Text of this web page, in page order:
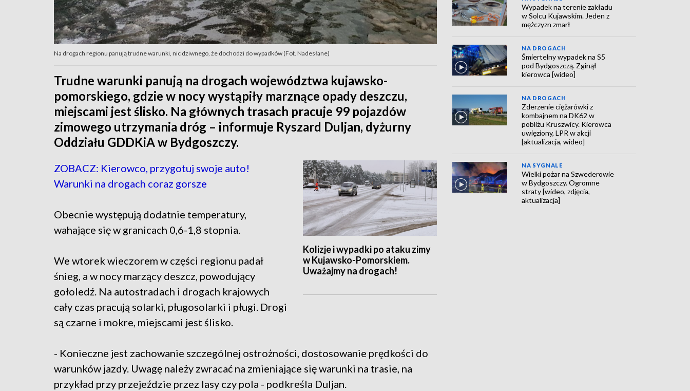
Na drogach regionu panują trudne warunki, nic dziwnego, że dochodzi do wypadków (Fot. Nadesłane)
Trudne warunki panują na drogach województwa kujawsko-
pomorskiego, gdzie w nocy wystąpiły marznące opady deszczu,
miejscami jest ślisko. Na głównych trasach pracuje 99 pojazdów
zimowego utrzymania dróg – informuje Ryszard Duljan, dyżurny
Oddziału GDDKiA w Bydgoszczy.
Kolizje i wypadki po ataku zimy
w Kujawsko-Pomorskiem.
Uważajmy na drogach!
ZOBACZ: Kierowco, przygotuj swoje auto!
Warunki na drogach coraz gorsze
Obecnie występują dodatnie temperatury,
wahające się w granicach 0,6-1,8 stopnia.
We wtorek wieczorem w części regionu padał
śnieg, a w nocy marzący deszcz, powodujący
gołoledź. Na autostradach i drogach krajowych
cały czas pracują solarki, pługosolarki i pługi. Drogi
są czarne i mokre, miejscami jest ślisko.
- Konieczne jest zachowanie szczególnej ostrożności, dostosowanie prędkości do
warunków jazdy. Uwagę należy zwracać na zmieniające się warunki na trasie, na
przykład przy przejeździe przez lasy czy pola - podkreśla Duljan.
Wypadek na terenie zakładu
w Solcu Kujawskim. Jeden z
mężczyzn zmarł
NA DROGACH
Śmiertelny wypadek na S5
pod Bydgoszczą. Zginął
kierowca [wideo]
NA DROGACH
Zderzenie ciężarówki z
kombajnem na DK62 w
pobliżu Kruszwicy. Kierowca
uwięziony, LPR w akcji
[aktualizacja, wideo]
NA SYGNALE
Wielki pożar na Szwederowie
w Bydgoszczy. Ogromne
straty [wideo, zdjęcia,
aktualizacja]